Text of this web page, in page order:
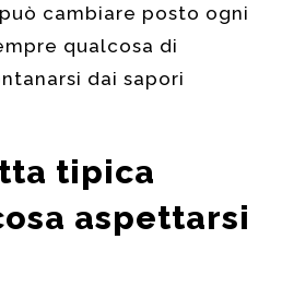
cambiare posto ogni
qualcosa di
dai sapori
tipica
aspettarsi